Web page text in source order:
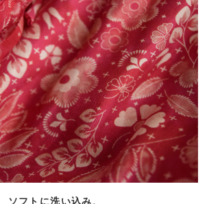
ソフトに洗い込み、